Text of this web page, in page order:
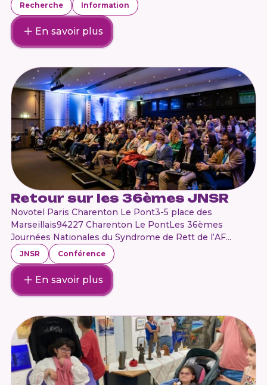
Recherche Information
En savoir plus
Retour sur les 36èmes JNSR
Novotel Paris Charenton Le Pont3-5 place des
Marseillais94227 Charenton Le PontLes 36èmes
Journées Nationales du Syndrome de Rett de l’AF...
JNSR Conférence
En savoir plus